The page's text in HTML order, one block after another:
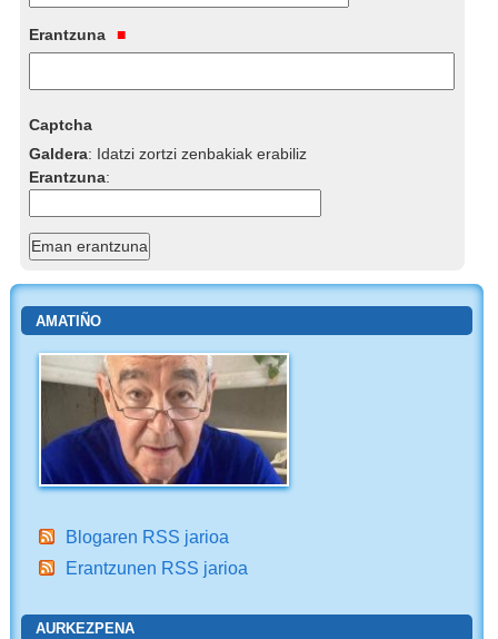
Erantzuna
Captcha
Galdera: Idatzi zortzi zenbakiak erabiliz
Erantzuna:
AMATIÑO
Blogaren RSS jarioa
Erantzunen RSS jarioa
AURKEZPENA